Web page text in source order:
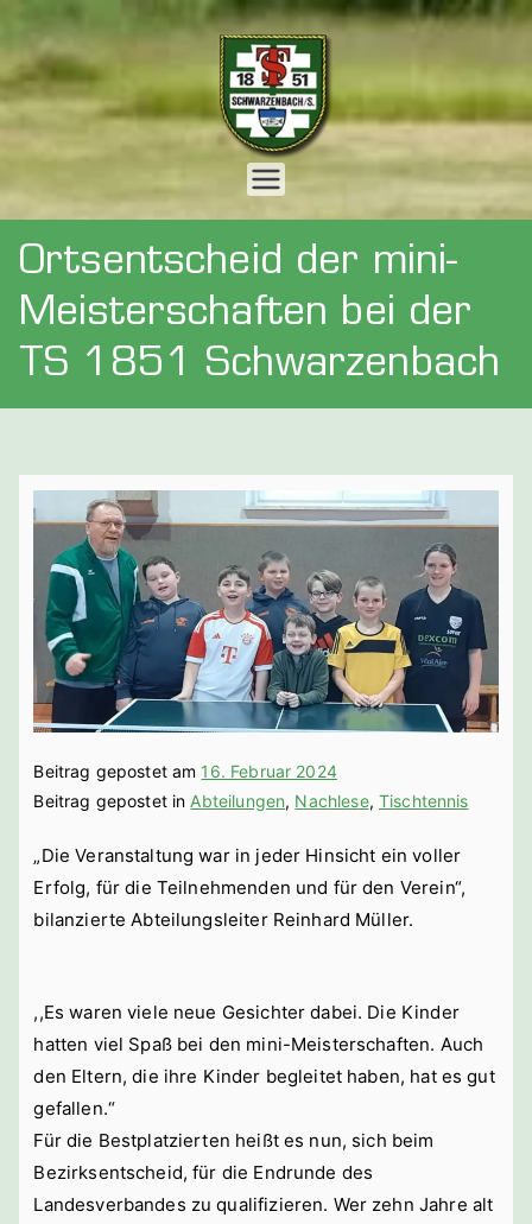
Inhalt
springen
Webseite
der
Turnersch
aft 1851 e.
Schwarzen
bach a. d.
Saale
Ortsentscheid der mini-
Meisterschaften bei der
TS 1851 Schwarzenbach
Beitrag gepostet am 16. Februar 2024
Beitrag gepostet in Abteilungen, Nachlese, Tischtennis
„Die Veranstaltung war in jeder Hinsicht ein voller
Erfolg, für die Teilnehmenden und für den Verein“,
bilanzierte Abteilungsleiter Reinhard Müller.
,,Es waren viele neue Gesichter dabei. Die Kinder
hatten viel Spaß bei den mini-Meisterschaften. Auch
den Eltern, die ihre Kinder begleitet haben, hat es gut
gefallen.“
Für die Bestplatzierten heißt es nun, sich beim
Bezirksentscheid, für die Endrunde des
Landesverbandes zu qualifizieren. Wer zehn Jahre alt